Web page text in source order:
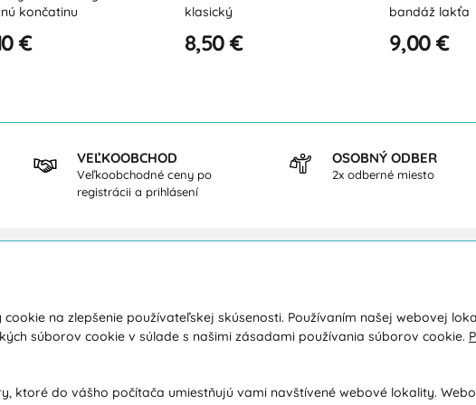
€
bandáž lakťa
9,00 €
tenisový lakeť
10,45 €
VEĽKOOBCHOD
Veľkoobchodné ceny po
registrácii a prihlásení
OSOBNÝ ODBER
2x odberné miesto
Doprava a platba
Obchodné podmienky
Kontakty
Ochrana osobných údajov
na zlepšenie používateľskej skúsenosti. Používaním našej webovej
súborov cookie v súlade s našimi zásadami používania súborov cookie.
ktoré do vášho počítača umiestňujú vami navštívené webové lokality.